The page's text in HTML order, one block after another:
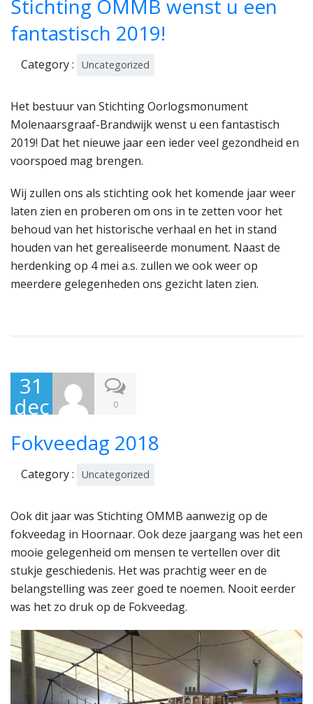
ber
201
8
Stichting OMMB wenst u een
fantastisch 2019!
Category : Uncategorized
Het bestuur van Stichting Oorlogsmonument
Molenaarsgraaf-Brandwijk wenst u een fantastisch
2019! Dat het nieuwe jaar een ieder veel gezondheid en
voorspoed mag brengen.
Wij zullen ons als stichting ook het komende jaar weer
laten zien en proberen om ons in te zetten voor het
behoud van het historische verhaal en het in stand
houden van het gerealiseerde monument. Naast de
herdenking op 4 mei a.s. zullen we ook weer op
meerdere gelegenheden ons gezicht laten zien.
31
dec
ber
201
0
Fokveedag 2018
Category : Uncategorized
Ook dit jaar was Stichting OMMB aanwezig op de
fokveedag in Hoornaar. Ook deze jaargang was het een
mooie gelegenheid om mensen te vertellen over dit
stukje geschiedenis. Het was prachtig weer en de
belangstelling was zeer goed te noemen. Nooit eerder
was het zo druk op de Fokveedag.